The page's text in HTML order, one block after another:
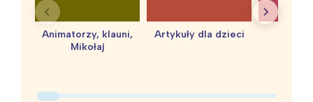
Animatorzy, klauni,
Mikołaj
Artykuły dla dzieci